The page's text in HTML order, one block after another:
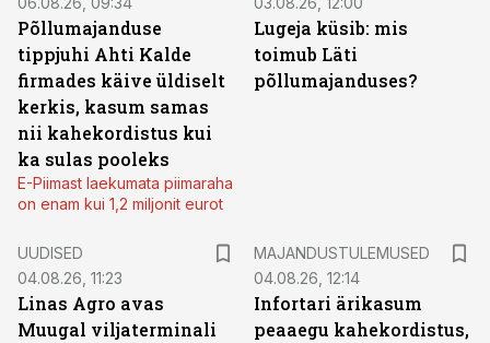
Põllumajanduse
tippjuhi Ahti Kalde
firmades käive üldiselt
kerkis, kasum samas
nii kahekordistus kui
ka sulas pooleks
E-Piimast laekumata piimaraha
on enam kui 1,2 miljonit eurot
Lugeja küsib: mis
toimub Läti
põllumajanduses?
UUDISED
04.08.26, 11:23
Linas Agro avas
Muugal viljaterminali
MAJANDUSTULEMUSED
04.08.26, 12:14
Infortari ärikasum
peaaegu kahekordistus,